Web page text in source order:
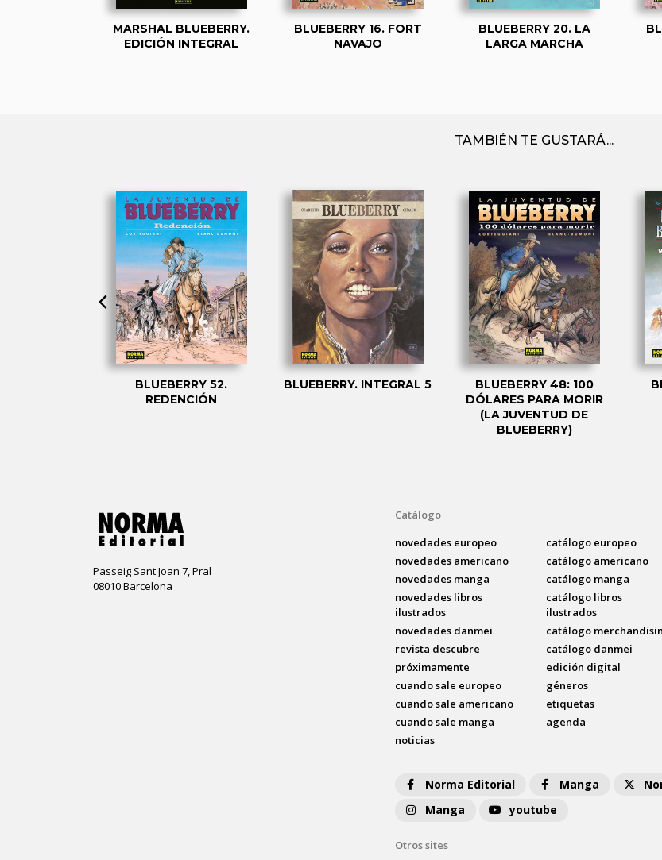
MARSHAL BLUEBERRY.
EDICIÓN INTEGRAL
BLUEBERRY 16. FORT
NAVAJO
BLUEBERRY 20. LA
LARGA MARCHA
TAMBIÉN TE GUSTARÁ...
BLUEBERRY 52.
REDENCIÓN
BLUEBERRY. INTEGRAL 5
BLUEBERRY 48: 100
DÓLARES PARA MORIR
(LA JUVENTUD DE
BLUEBERRY)
Passeig Sant Joan 7, Pral
08010 Barcelona
Catálogo
novedades europeo
novedades americano
novedades manga
novedades libros
ilustrados
novedades danmei
revista descubre
próximamente
cuando sale europeo
cuando sale americano
cuando sale manga
noticias
catálogo europeo
catálogo americano
catálogo manga
catálogo libros
ilustrados
catálogo
catálogo danmei
edición digital
géneros
etiquetas
agenda
Norma Editorial Manga
Manga
youtube
Otros sites